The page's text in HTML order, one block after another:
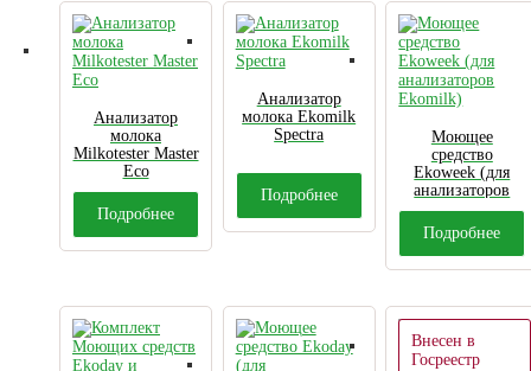
Анализатор
молока
Milkotester Master
Eco
Подробнее
Анализатор
молока Ekomilk
Spectra
Подробнее
Моющее
средство
Ekoweek (для
анализаторов
Ekomilk)
Подробнее
Внесен в
Госреестр